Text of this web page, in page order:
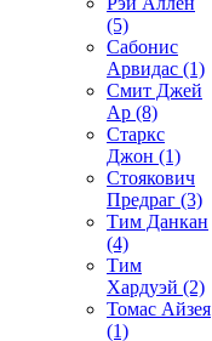
(5)
Сабонис
Арвидас (1)
Смит Джей
Ар (8)
Старкс
Джон (1)
Стоякович
Предраг (3)
Тим Данкан
(4)
Тим
Хардуэй (2)
Томас Айзея
(1)